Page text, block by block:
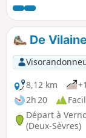
et les paysages
De
8,12 km
2h 20
Départ à
(Deux-Sèvres)